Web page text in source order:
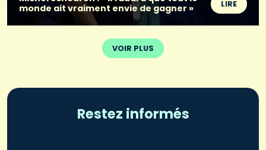
monde ait vraiment envie de gagner »
LIRE
VOIR PLUS
Restez informés